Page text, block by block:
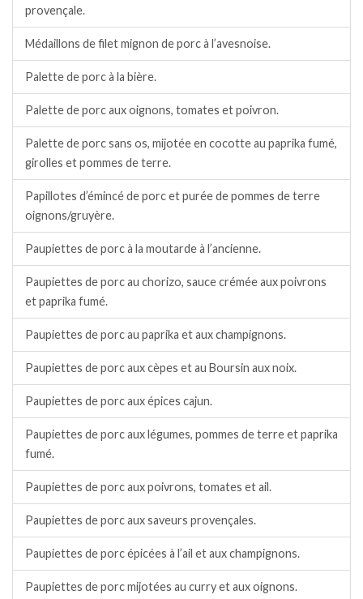
provençale.
Médaillons de filet mignon de porc à l’avesnoise.
Palette de porc à la bière.
Palette de porc aux oignons, tomates et poivron.
Palette de porc sans os, mijotée en cocotte au paprika fumé,
girolles et pommes de terre.
Papillotes d’émincé de porc et purée de pommes de terre
oignons/gruyère.
Paupiettes de porc à la moutarde à l’ancienne.
Paupiettes de porc au chorizo, sauce crémée aux poivrons
et paprika fumé.
Paupiettes de porc au paprika et aux champignons.
Paupiettes de porc aux cèpes et au Boursin aux noix.
Paupiettes de porc aux épices cajun.
Paupiettes de porc aux légumes, pommes de terre et paprika
fumé.
Paupiettes de porc aux poivrons, tomates et ail.
Paupiettes de porc aux saveurs provençales.
Paupiettes de porc épicées à l’ail et aux champignons.
Paupiettes de porc mijotées au curry et aux oignons.